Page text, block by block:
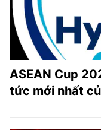
ASEAN Cup
tức mới nhất